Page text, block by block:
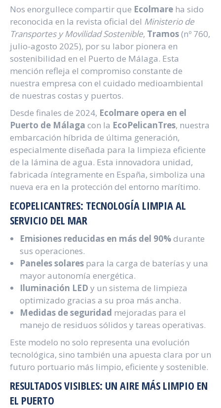
Nos enorgullece compartir que Ecolmare ha sido
reconocida en la revista oficial del Ministerio de
Transportes y Movilidad Sostenible, Tramos(nº 760,
julio-agosto 2025), por su labor pionera en
sostenibilidad en el Puerto de Málaga. Esta
mención refleja el compromiso constante de
nuestra empresa con el cuidado medioambiental
de nuestras costas y puertos.
Desde finales de 2024, Ecolmare opera en el
Puerto de Málaga con la EcoPelicanTres, nuestra
embarcación híbrida de última generación,
especialmente diseñada para la limpieza eficiente
de la lámina de agua. Esta innovadora unidad,
fabricada íntegramente en España, simboliza una
nueva era en la protección del entorno marítimo.
ECOPELICANTRES: TECNOLOGÍA LIMPIA AL
SERVICIO DEL MAR
Emisiones reducidas en más del 90%durante
sus operaciones.
Paneles solares para la carga de baterías y una
mayor autonomía energética.
Iluminación LED y un sistema de limpieza
optimizado gracias a su proa más ancha.
Medidas de seguridad mejoradas para el
manejo de residuos sólidos y tareas operativas.
Este modelo no solo representa una evolución
tecnológica, sino también una apuesta clara por un
futuro portuario más limpio, eficiente y sostenible.
RESULTADOS VISIBLES: UN AIRE MÁS LIMPIO EN
EL PUERTO